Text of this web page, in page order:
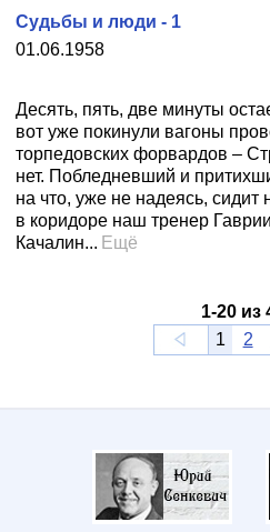
01.06.1958
Судьбы и люди - 1
Десять, пять, две минуты
вот уже покинули вагоны
торпедовских форвардов –
нет. Побледневший и
на что, уже не надеясь, сидит
в коридоре наш тренер
Качалин... Ещё
1-20 из
1
2